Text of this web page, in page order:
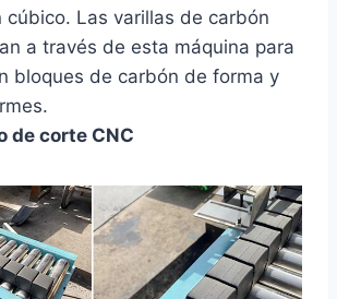
cúbico. Las varillas de carbón
a través de esta máquina para
bloques de carbón de forma y
de corte CNC